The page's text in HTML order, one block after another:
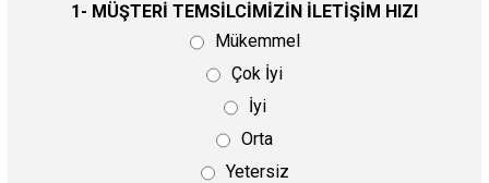
1- MÜŞTERİ TEMSİLCİMİZİN İLETİŞİM HIZI
Mükemmel
Çok İyi
İyi
Orta
Yetersiz